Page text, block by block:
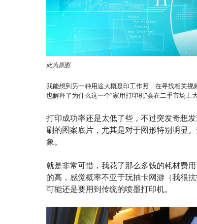
此为原图
我能想到另一种用途大概是印工作照，在寻找相关
也解释了为什么这一个“家用打印机”会在二手市场
打印成功率还是太低了些，不过突发奇想
刷的图案底片，尤其是对于图形特别明显
象。
就是非常可惜，我花了那么多钱的耗材费
的高，感觉概率不亚于玩抽卡网游（我很
可能还是要用到传统的喷墨打印机。